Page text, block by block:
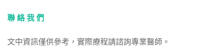
聯 絡 我 們
文中資訊僅供參考，實際療程請諮詢專業醫師。